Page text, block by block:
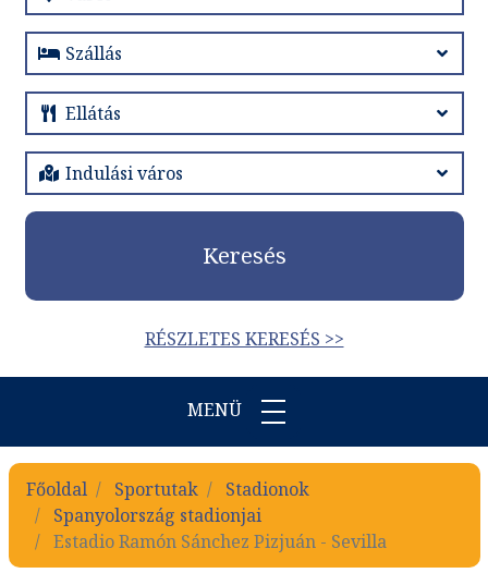
Keresés
RÉSZLETES KERESÉS >>
MENÜ
Főoldal Sportutak
Stadionok
Spanyolország stadionjai
Estadio Ramón Sánchez Pizjuán - Sevilla